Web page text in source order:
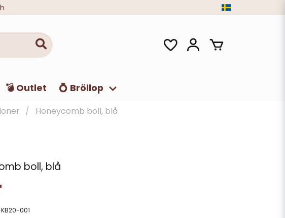
💣 Outlet 💍 Bröllop
Honeycomb boll, blå
boll, blå
001